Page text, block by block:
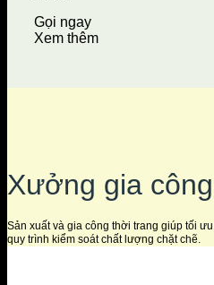
Gọi ngay
Xem thêm
Xưởng gia
Sản xuất và gia công thời trang giúp tối
quy trình kiểm soát chất lượng chặt chẽ.